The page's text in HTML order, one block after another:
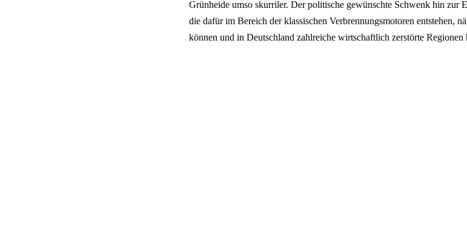
Grünheide umso skurriler. Der politische gewünschte Schwenk hin zur
die dafür im Bereich der klassischen Verbrennungsmotoren entstehen,
können und in Deutschland zahlreiche wirtschaftlich zerstörte Regionen